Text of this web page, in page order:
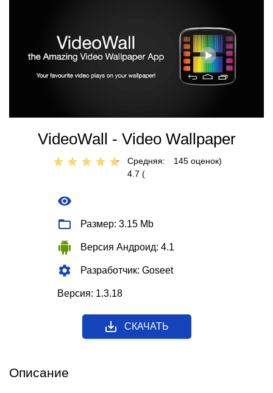
VideoWall - Video Wallpaper
Средняя:
4.7 (
145 оценок)
Размер: 3.15 Mb
Версия Андроид: 4.1
Разработчик: Goseet
Версия: 1.3.18
СКАЧАТЬ
Описание